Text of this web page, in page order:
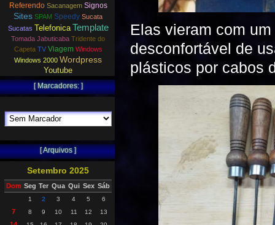
Elas vieram com
desconfortável de
plásticos por cabos
Referendo Sacanagem Signos
Sites SPAM Speedy Sucata
Sucatas Telefonica Template
Tomada Jabuticaba Tridente do
Capeta TV Viagem Windows
Windows 2000 Wordpress
Youtube
[ Marcadores: ]
[ Arquivos ]
Setembro 2025
Dom Seg Ter Qua Qui Sex Sáb
1 2 3 4 5 6
7 8 9 10 11 12 13